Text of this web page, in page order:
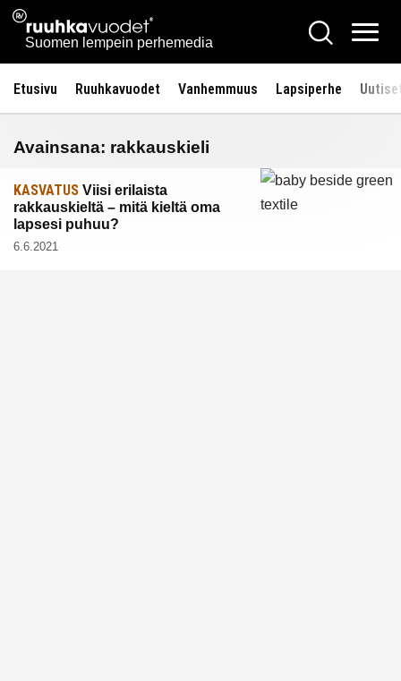
Siirry
sisältöön
Ruuhkavuodet.fi
Suomen lempein perhemedia
Hae
Etusivu Ruuhkavuodet Vanhemmuus Lapsiperhe
Avainsana: rakkauskieli
KASVATUS Viisi erilaista
rakkauskieltä – mitä kieltä oma
lapsesi puhuu?
6.6.2021